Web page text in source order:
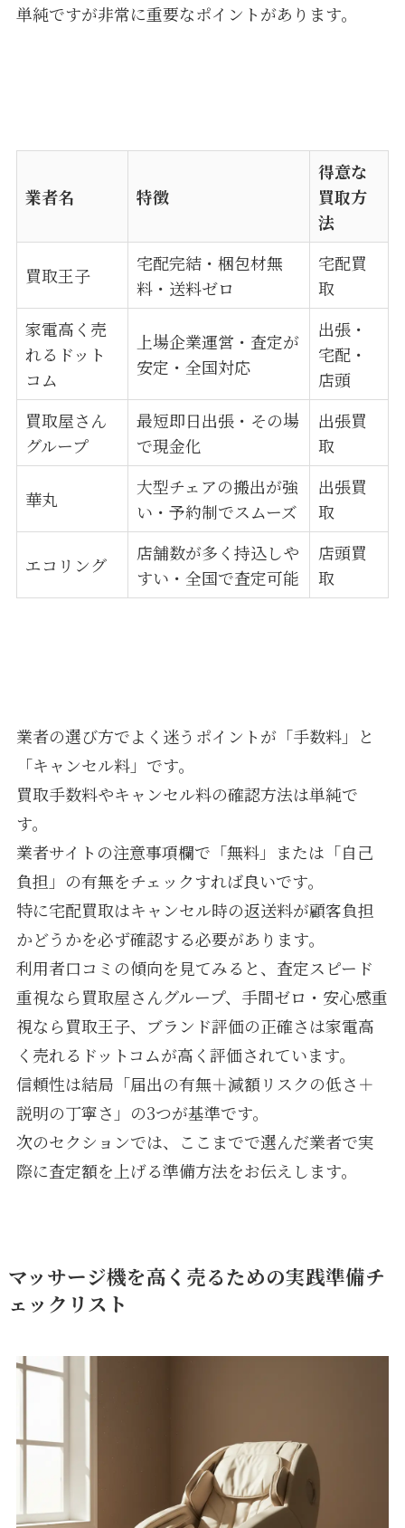
単純ですが非常に重要なポイントがあります。
業者名 特徴
得意な
買取方
法
買取王子
宅配完結・梱包材無
料・送料ゼロ
宅配買
取
家電高く売
れるドット
コム
上場企業運営・査定が
安定・全国対応
出張・
宅配・
店頭
買取屋さん
グループ
最短即日出張・その場
で現金化
出張買
取
華丸
大型チェアの搬出が強
い・予約制でスムーズ
出張買
取
エコリング
店舗数が多く持込しや
すい・全国で査定可能
店頭買
取
業者の選び方でよく迷うポイントが「手数料」と
「キャンセル料」です。
買取手数料やキャンセル料の確認方法は単純で
す。
業者サイトの注意事項欄で「無料」または「自己
負担」の有無をチェックすれば良いです。
特に宅配買取はキャンセル時の返送料が顧客負担
かどうかを必ず確認する必要があります。
利用者口コミの傾向を見てみると、査定スピード
重視なら買取屋さんグループ、手間ゼロ・安心感重
視なら買取王子、ブランド評価の正確さは家電高
く売れるドットコムが高く評価されています。
信頼性は結局「届出の有無＋減額リスクの低さ＋
説明の丁寧さ」の3つが基準です。
次のセクションでは、ここまでで選んだ業者で実
際に査定額を上げる準備方法をお伝えします。
マッサージ機を高く売るための実践準備チ
ェックリスト